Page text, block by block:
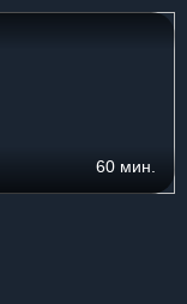
60 мин.